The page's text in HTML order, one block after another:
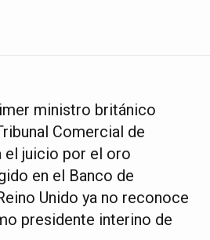
ministro británico
Comercial de
el juicio por el oro
en el Banco de
Unido ya no reconoce
presidente interino de